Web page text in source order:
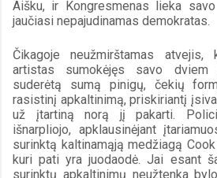
Aišku, ir Kongresmenas lieka
jaučiasi nepajudinamas demokratas.
Čikagoje neužmirštamas
artistas sumokėjęs savo dviem
suderėtą sumą pinigų, čekių
rasistinį apkaltinimą, priskiriantį
už įtartiną norą jį pakarti.
išnarpliojo, apklausinėjant
surinktą kaltinamąją medžiagą
kuri pati yra juodaodė. Jai esant
surinktų apkaltinimų neužtenka